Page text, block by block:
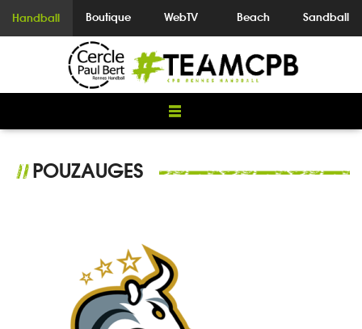
Handball Boutique WebTV Beach Sandball
//POUZAUGES